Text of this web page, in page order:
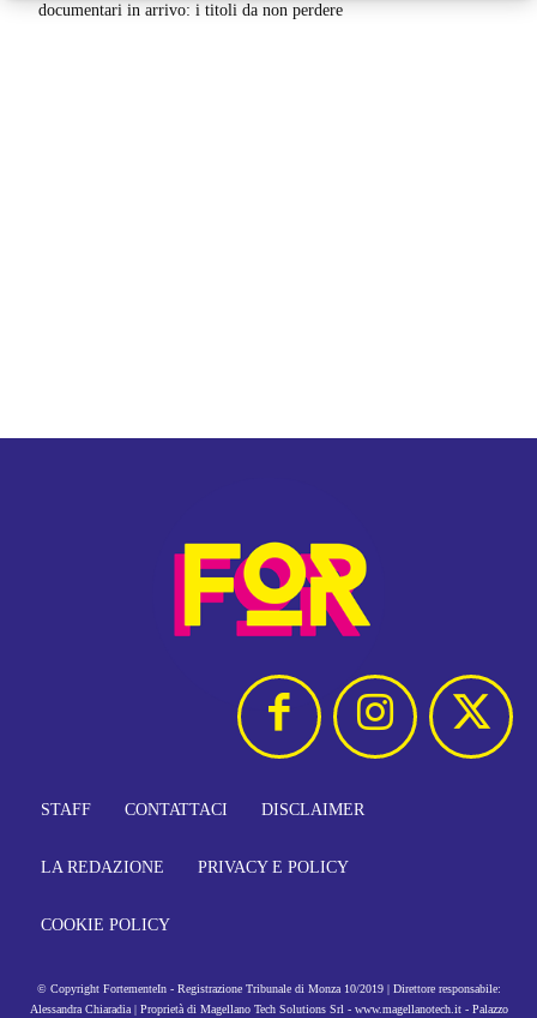
documentari in arrivo: i titoli da non perdere
STAFF CONTATTACI DISCLAIMER
LA REDAZIONE PRIVACY E POLICY
COOKIE POLICY
© Copyright FortementeIn - Registrazione Tribunale di Monza 10/2019 | Direttore responsabile:
Alessandra Chiaradia | Proprietà di Magellano Tech Solutions Srl - www.magellanotech.it - Palazzo